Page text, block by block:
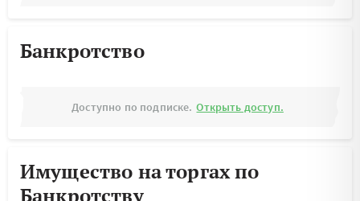
Банкротство
Доступно по подписке. Открыть доступ.
Имущество на торгах по
Банкротству